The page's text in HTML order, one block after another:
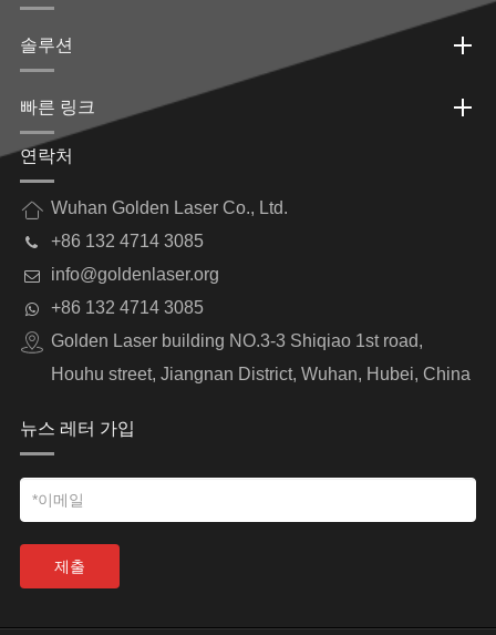
솔루션
빠른 링크
연락처
Wuhan Golden Laser Co., Ltd.
+86 132 4714 3085
info@goldenlaser.org
+86 132 4714 3085
Golden Laser building NO.3-3 Shiqiao 1st road,
Houhu street, Jiangnan District, Wuhan, Hubei, China
뉴스 레터 가입
제출